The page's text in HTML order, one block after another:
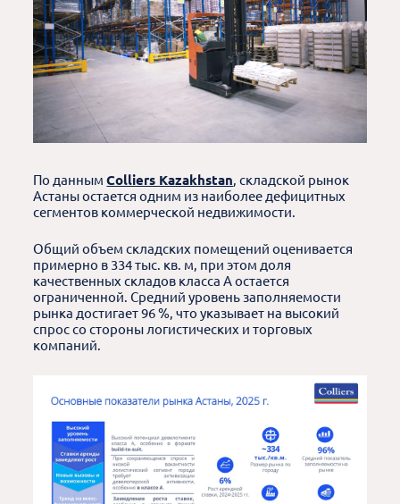
По даннымColliers Kazakhstan, складской рынок
Астаны остается одним из наиболее дефицитных
сегментов коммерческой недвижимости.
Общий объем складских помещений оценивается
примерно в 334 тыс. кв. м, при этом доля
качественных складов класса A остается
ограниченной. Средний уровень заполняемости
рынка достигает 96 %, что указывает на высокий
спрос со стороны логистических и торговых
компаний.